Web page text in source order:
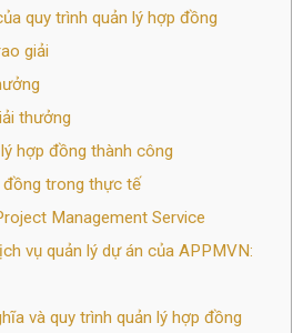
quy trình quản lý hợp đồng
giải
thưởng
hợp đồng thành công
đồng trong thực tế
Management Service
vụ quản lý dự án của APPMVN:
và quy trình quản lý hợp đồng